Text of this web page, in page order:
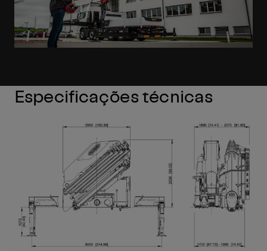
Especificações técnicas